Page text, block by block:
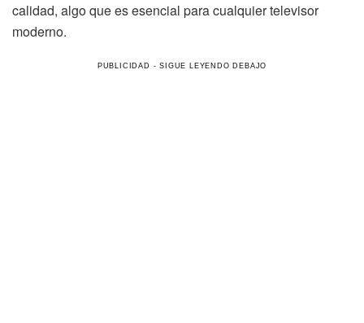
calidad, algo que es esencial para cualquier televisor
moderno.